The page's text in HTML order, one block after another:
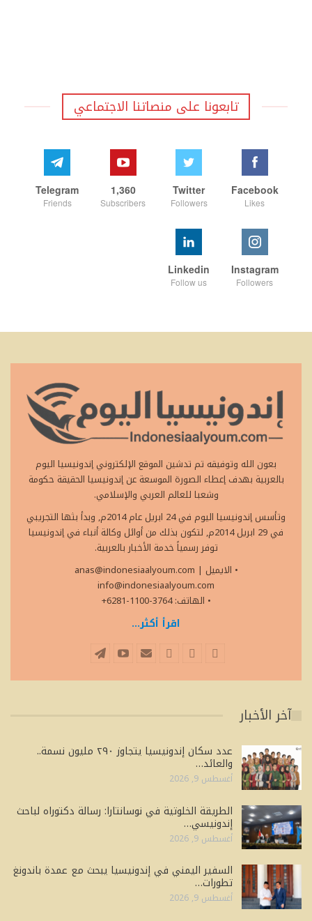
تابعونا على منصاتنا الاجتماعي
Facebook
Likes
Twitter
Followers
1,360
Subscribers
Telegram
Friends
Instagram
Followers
Linkedin
Follow us
بعون الله وتوفيقه تم تدشين الموقع الإلكتروني إندونيسيا اليوم
بالعربية بهدف إعطاء الصورة الموسعة عن إندونيسيا الحقيقة حكومة
وشعبا للعالم العربي والإسلامي.
وتأسس إندونيسيا اليوم في 24 ابريل عام 2014م, وبدأ بثها التجريبي
في 29 ابريل 2014م, لتكون بذلك من أوائل وكالة أنباء في إندونيسيا
توفر رسمياً خدمة الأخبار بالعربية.
• الايميل
anas@indonesiaalyoum.com |
info@indonesiaalyoum.com
• الهاتف: 3764-1100-6281+
اقرأ أكثر...
آخر الأخبار
عدد سكان إندونيسيا يتجاوز ٢٩٠ مليون نسمة..
والعائد…
أغسطس 9, 2026
الطريقة الخلوتية في نوسانتارا: رسالة دكتوراه لباحث
إندونيسي…
أغسطس 9, 2026
السفير اليمني في إندونيسيا يبحث مع عمدة باندونغ
تطورات…
أغسطس 9, 2026